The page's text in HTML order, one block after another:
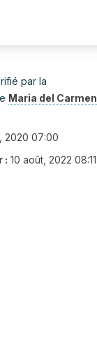
par la
Maria del Carmen
2020 07:00
: 10 août, 2022 08:11